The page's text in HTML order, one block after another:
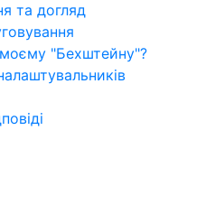
та догляд
моєму "Бехштейну"?